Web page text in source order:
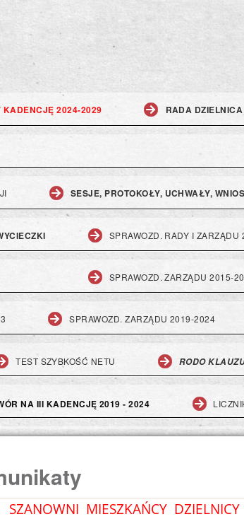
KADENCJĘ 2024-2029 RADA DZIELNICA
SESJE, PROTOKOŁY, UCHWAŁY,
SPRAWOZD. RADY I ZARZĄDU
SPRAWOZD. ZARZĄDU 2015-
SPRAWOZD. ZARZĄDU 2019-2024
TEST SZYBKOŚĆ NETU RODO
NA III KADENCJĘ 2019 - 2024
SZANOWNI MIESZKAŃCY